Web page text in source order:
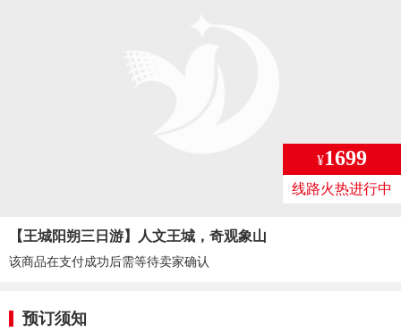
¥1699
线路火热进行中
【王城阳朔三日游】人文王城，奇观象山
该商品在支付成功后需等待卖家确认
预订须知